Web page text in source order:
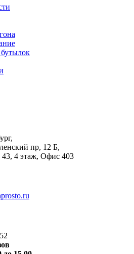
пр, 12 Б,
4 этаж, Офис 403